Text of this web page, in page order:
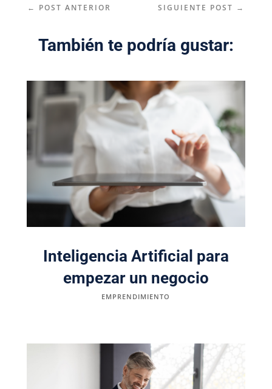
← POST ANTERIOR SIGUIENTE POST →
También te podría gustar:
Inteligencia Artificial para
empezar un negocio
EMPRENDIMIENTO